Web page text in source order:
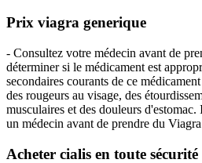
Prix viagra generique
- Consultez votre médecin avant de
déterminer si le médicament est
secondaires courants de ce
des rougeurs au visage, des
musculaires et des douleurs
un médecin avant de prendre du
Acheter cialis en toute sécurité